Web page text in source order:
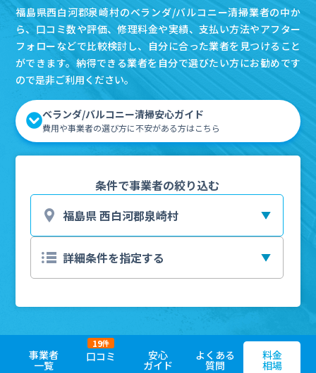
福島県西白河郡泉崎村のベランダ/バルコニー清掃業者の中か
ら、口コミ数や評価、修理料金や実績、支払い方法やアフター
フォローなどで比較検討し、自分に合った業者を見つけること
ができます。納得できる業者を自分で選びたい方にお勧めです
ので是非ご利用ください。
ベランダ/バルコニー清掃安心ガイド
費用や事業者の選び方に不安がある方はこちら
条件で事業者の絞り込む
事業者
一覧
口コミ
19件
安心
ガイド
よくある
質問
料金
相場